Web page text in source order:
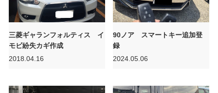
三菱ギャランフォルティス イ
モビ紛失カギ作成
2018.04.16
90ノア スマートキー追加登
録
2024.05.06